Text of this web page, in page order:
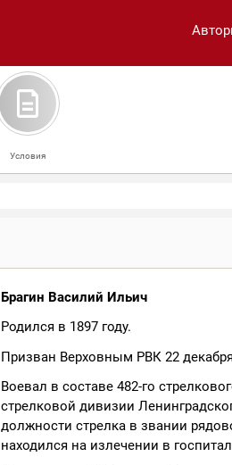
Условия
Брагин Василий Ильич
Родился в 1897 году.
Призван Верховным РВК 22
Воевал в составе 482-го
стрелковой дивизии
должности стрелка в звании
находился на излечении в